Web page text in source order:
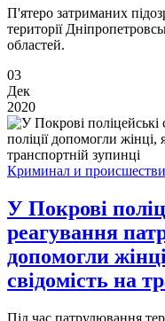
П'ятеро затриманих
території
областей.
03
Дек
2020
Криминал и
У Покрові
реагування
допомогли
свідомість на
Під час патрулювання